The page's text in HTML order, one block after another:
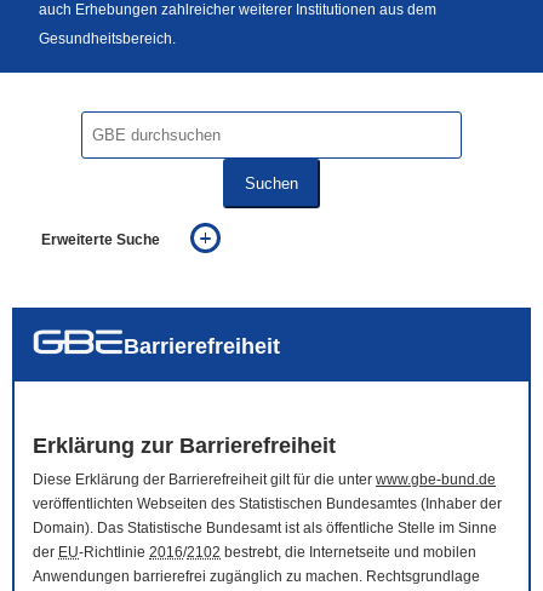
auch Erhebungen zahlreicher weiterer Institutionen aus dem
Gesundheitsbereich.
Suchen
Erweiterte Suche
auch in allen Texten suchen (Volltextsuche)
Barrierefreiheit
Erklärung zur Barrierefreiheit
Diese Erklärung der Barrierefreiheit gilt für die unter www.gbe-bund.de
veröffentlichten Webseiten des Statistischen Bundesamtes (Inhaber der
Domain). Das Statistische Bundesamt ist als öffentliche Stelle im Sinne
der EU-Richtlinie 2016/2102 bestrebt, die Internetseite und mobilen
Anwendungen barrierefrei zugänglich zu machen. Rechtsgrundlage